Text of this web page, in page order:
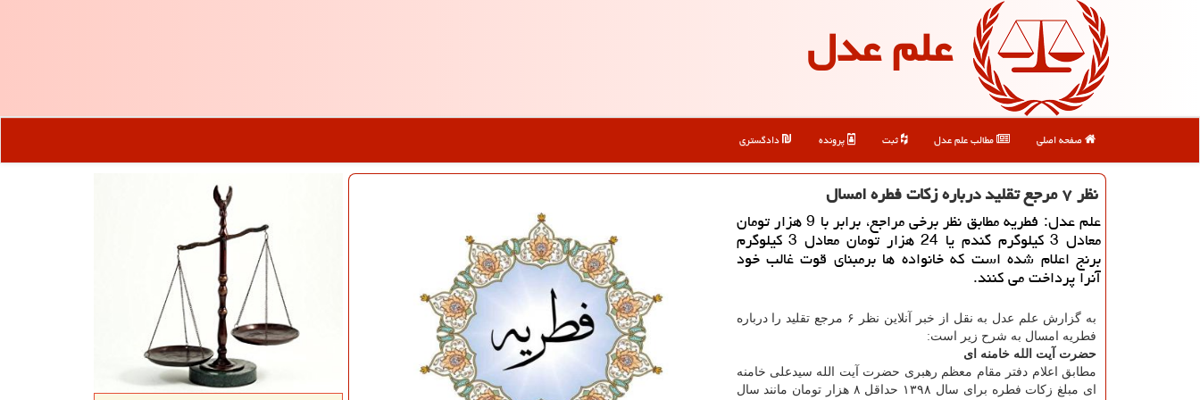
علم عدل
صفحه اصلی مطالب علم عدل ثبت پرونده دادگستری
نظر ۷ مرجع تقلید درباره زكات فطره امسال
علم عدل: فطریه مطابق نظر برخی مراجع، برابر با 9 هزار تومان
معادل 3 كیلوگرم گندم یا 24 هزار تومان معادل 3 كیلوگرم
برنج اعلام شده است كه خانواده ها برمبنای قوت غالب خود
آنرا پرداخت می كنند.
به گزارش علم عدل به نقل از خبر آنلاین نظر ۶ مرجع تقلید را درباره
فطریه امسال به شرح زیر است:
حضرت آیت الله خامنه ای
مطابق اعلام دفتر مقام معظم رهبری حضرت آیت الله سیدعلی خامنه
ای مبلغ زكات فطره برای سال ۱۳۹۸ حداقل ۸ هزار تومان مانند سال